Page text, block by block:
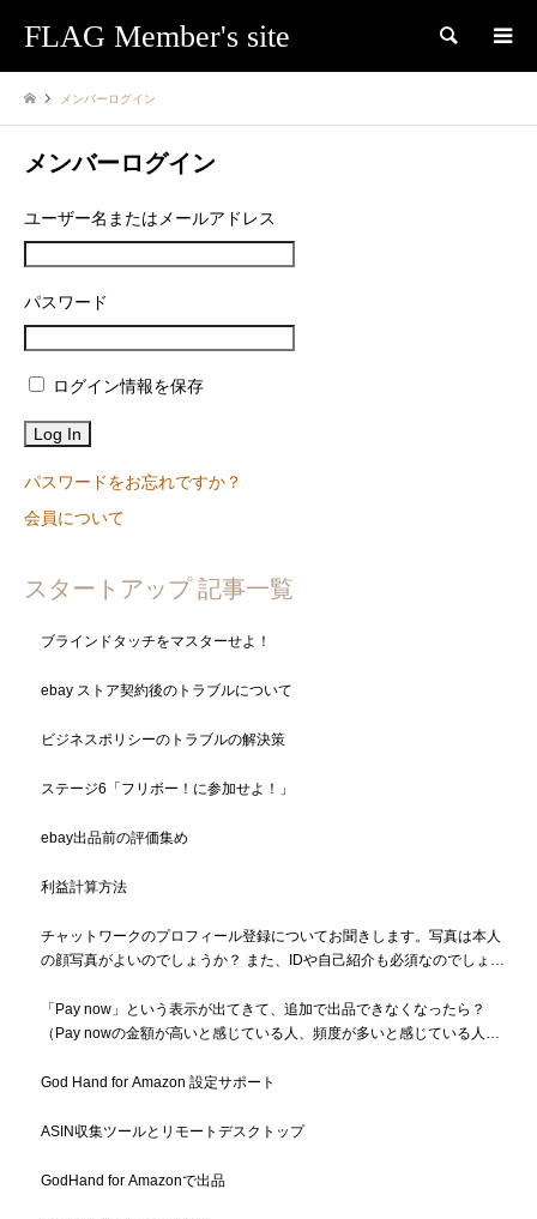
FLAG Member's site 検索
メンバーログイン
メンバーログイン
ユーザー名またはメールアドレス
パスワード
ログイン情報を保存
パスワードをお忘れですか？
会員について
スタートアップ 記事一覧
ブラインドタッチをマスターせよ！
ebay ストア契約後のトラブルについて
ビジネスポリシーのトラブルの解決策
ステージ6「フリボー！に参加せよ！」
ebay出品前の評価集め
利益計算方法
チャットワークのプロフィール登録についてお聞きします。写真は本人
の顔写真がよいのでしょうか？ また、IDや自己紹介も必須なのでしょう
「Pay now」という表示が出てきて、追加で出品できなくなったら？
（Pay nowの金額が高いと感じている人、頻度が多いと感じている人も
God Hand for Amazon 設定サポート
ASIN収集ツールとリモートデスクトップ
GodHand for Amazonで出品